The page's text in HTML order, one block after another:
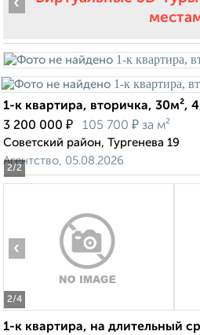
2/2
1-к квартира, вторичка, 30м²,
3 200 000 ₽ 105 700 ₽ за м²
Советский район, Тургенева 19
Агентство, 05.08.2026
2/4
‹
1-к квартира, на длительный